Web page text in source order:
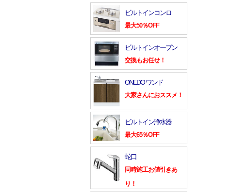
ビルトインコンロ
最大50％OFF
ビルトインオーブン
交換もお任せ！
ONEDO ワンド
大家さんにおススメ！
ビルトイン浄水器
最大65％OFF
蛇口
同時施工お値引きあ
り！